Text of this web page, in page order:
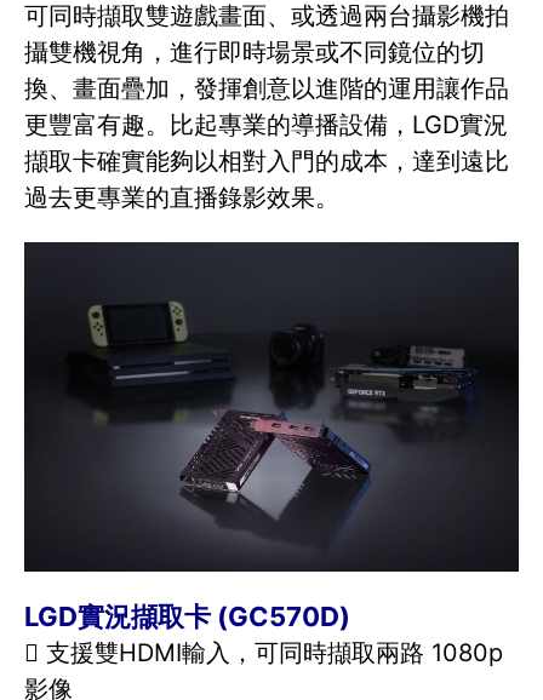
可同時擷取雙遊戲畫面、或透過兩台攝影機拍
攝雙機視角，進行即時場景或不同鏡位的切
換、畫面疊加，發揮創意以進階的運用讓作品
更豐富有趣。比起專業的導播設備，LGD實況
擷取卡確實能夠以相對入門的成本，達到遠比
過去更專業的直播錄影效果。
LGD實況擷取卡 (GC570D)
 支援雙HDMI輸入，可同時擷取兩路 1080p
影像